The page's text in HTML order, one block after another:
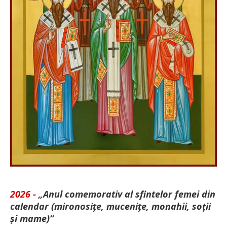
2026 - „Anul comemorativ al sfintelor femei din
calendar (mironosițe, mu­cenițe, monahii, soții
și mame)”